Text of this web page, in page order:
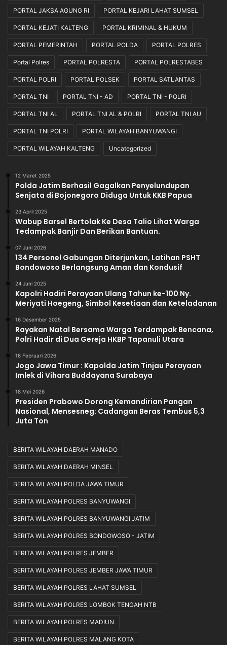
PORTAL JAKSA AGUNG RI PORTAL KEJARI LAHAT SUMSEL
PORTAL KEJATI KALTENG PORTAL KRIMINAL & HUKUM
PORTAL PEMERINTAH PORTAL POLDA PORTAL POLRES
Portal Polres PORTAL POLRESTA PORTAL POLRESTABES
PORTAL POLRI PORTAL POLSEK PORTAL SATLANTAS
PORTAL TNI PORTAL TNI - AD PORTAL TNI - POLRI
PORTAL TNI AL PORTAL TNI AL & POLRI PORTAL TNI AU
PORTAL TNI POLRI PORTAL WILAYAH BANYUWANGI
PORTAL WILAYAH KALTENG Uncategorized
12 Maret 2025
Polda Jatim Berhasil Gagalkan Penyelundupan
Senjata di Bojonegoro Diduga Untuk KKB Papua
23 April 2025
Wabup Barsel Bertolak Ke Desa Talio Lihat Warga
Tedampak Banjir Dan Berikan Bantuan.
07 Juni 2026
134 Personel Gabungan Diterjunkan, Latihan PSHT
Bondowoso Berlangsung Aman dan Kondusif
24 Juni 2025
Kapolri Hadiri Perayaan Ulang Tahun ke-100 Ny.
Meriyati Hoegeng, Simbol Kesetiaan dan Keteladanan
16 Desember 2025
Rayakan Natal Bersama Warga Terdampak Bencana,
Polri Hadir di Dua Gereja HKBP Tapanuli Utara
18 Februari 2026
Jogo Jawa Timur : Kapolda Jatim Tinjau Perayaan
Imlek di Vihara Buddayana Surabaya
18 Mei 2026
Presiden Prabowo Dorong Kemandirian Pangan
Nasional, Mensesneg: Cadangan Beras Tembus 5,3
Juta Ton
BERITA WILAYAH DAERAH MANADO
BERITA WILAYAH DAERAH MINSEL
BERITA WILAYAH POLDA JAWA TIMUR
BERITA WILAYAH POLRES BANYUWANGI
BERITA WILAYAH POLRES BANYUWANGI JATIM
BERITA WILAYAH POLRES BONDOWOSO - JATIM
BERITA WILAYAH POLRES JEMBER
BERITA WILAYAH POLRES JEMBER JAWA TIMUR
BERITA WILAYAH POLRES LAHAT SUMSEL
BERITA WILAYAH POLRES LOMBOK TENGAH NTB
BERITA WILAYAH POLRES MADIUN
BERITA WILAYAH POLRES MALANG KOTA